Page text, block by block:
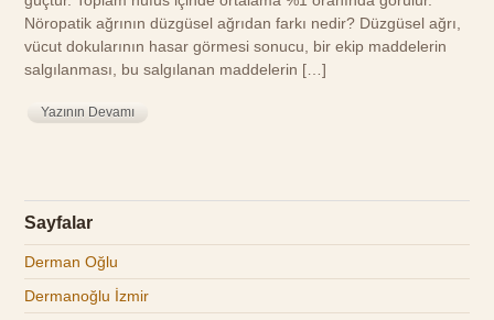
Nöropatik ağrının düzgüsel ağrıdan farkı nedir? Düzgüsel ağrı,
vücut dokularının hasar görmesi sonucu, bir ekip maddelerin
salgılanması, bu salgılanan maddelerin […]
Yazının Devamı
Sayfalar
Derman Oğlu
Dermanoğlu İzmir